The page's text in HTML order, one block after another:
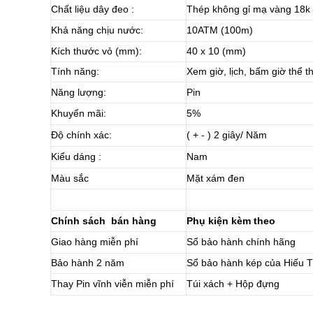
Chất liệu dây đeo :
Thép không gỉ mạ vàng 18k
Khả năng chịu nước:
10ATM (100m)
Kích thước vỏ (mm):
40 x 10 (mm)
Tính năng:
Xem giờ, lịch, bấm giờ thể
Năng lượng:
Pin
Khuyến mãi:
5%
Độ chính xác:
( + - ) 2 giây/ Năm
Kiểu dáng :
Nam
Màu sắc
Mặt xám đen
Chính sách bán hàng
Phụ kiện kèm theo
Giao hàng miễn phí
Sổ bảo hành chính hãng
Bảo hành 2 năm
Sổ bảo hành kép của Hiếu
Thay Pin vĩnh viễn miễn phí
Túi xách + Hộp đựng